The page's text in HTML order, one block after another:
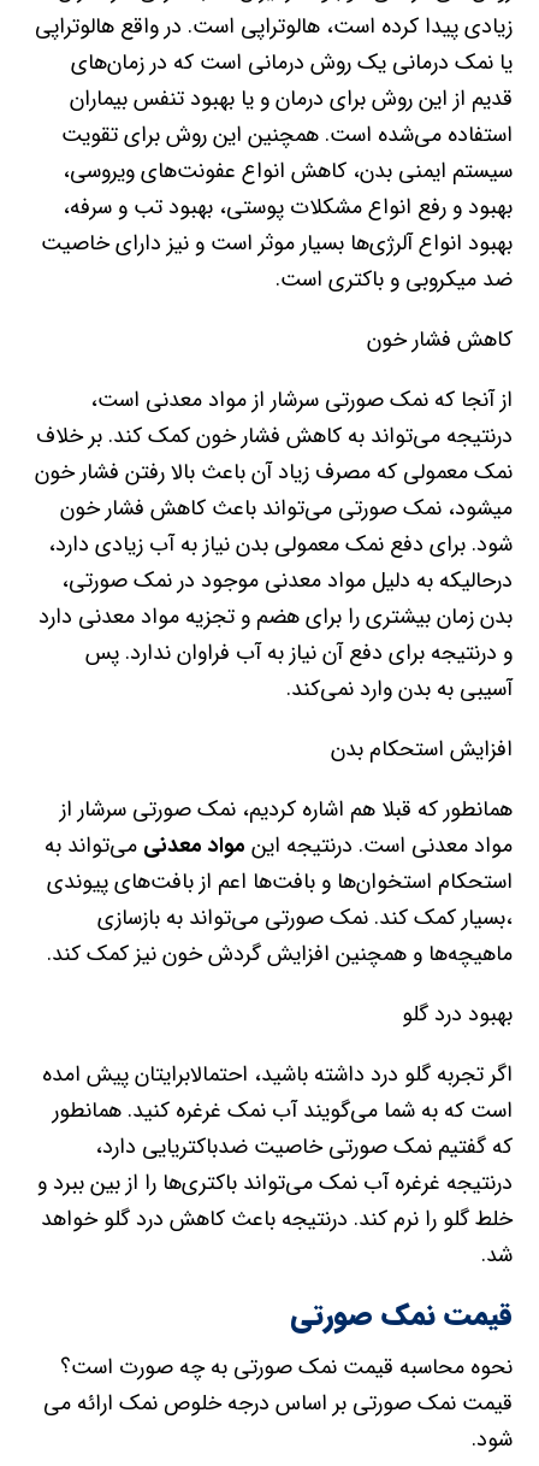
زیادی پیدا کرده است، هالوتراپی است. در واقع هالوتراپی
یا نمک درمانی یک روش درمانی است که در زمان‌های
قدیم از این روش برای درمان و یا بهبود تنفس بیماران
استفاده می‌شده است. همچنین این روش برای تقویت
سیستم ایمنی بدن، کاهش انواع عفونت‌های ویروسی،
بهبود و رفع انواع مشکلات پوستی، بهبود تب و سرفه،
بهبود انواع آلرژی‌ها بسیار موثر است و نیز دارای خاصیت
ضد میکروبی و باکتری است.
کاهش فشار خون
از آنجا که نمک صورتی سرشار از مواد معدنی است،
درنتیجه می‌تواند به کاهش فشار خون کمک کند. بر خلاف
نمک معمولی که مصرف زیاد آن باعث بالا رفتن فشار خون
میشود، نمک صورتی می‌تواند باعث کاهش فشار خون
شود. برای دفع نمک معمولی بدن نیاز به آب زیادی دارد،
درحالیکه به دلیل مواد معدنی موجود در نمک صورتی،
بدن زمان بیشتری را برای هضم و تجزیه مواد معدنی دارد
و درنتیجه برای دفع آن نیاز به آب فراوان ندارد. پس
آسیبی به بدن وارد نمی‌کند.
افزایش استحکام بدن
همانطور که قبلا هم اشاره کردیم، نمک صورتی سرشار از
مواد معدنی است. درنتیجه این مواد معدنی می‌تواند به
استحکام استخوان‌ها و بافت‌ها اعم از بافت‌های پیوندی
،بسیار کمک کند. نمک صورتی می‌تواند به بازسازی
ماهیچه‌ها و همچنین افزایش گردش خون نیز کمک کند.
بهبود درد گلو
اگر تجربه گلو درد داشته باشید، احتمالابرایتان پیش امده
است که به شما می‌گویند آب نمک غرغره کنید. همانطور
که گفتیم نمک صورتی خاصیت ضدباکتریایی دارد،
درنتیجه غرغره آب نمک می‌تواند باکتری‌ها را از بین ببرد و
خلط گلو را نرم کند. درنتیجه باعث کاهش درد گلو خواهد
شد.
قیمت نمک صورتی
نحوه محاسبه قیمت نمک صورتی به چه صورت است؟
قیمت نمک صورتی بر اساس درجه خلوص نمک ارائه می
شود.